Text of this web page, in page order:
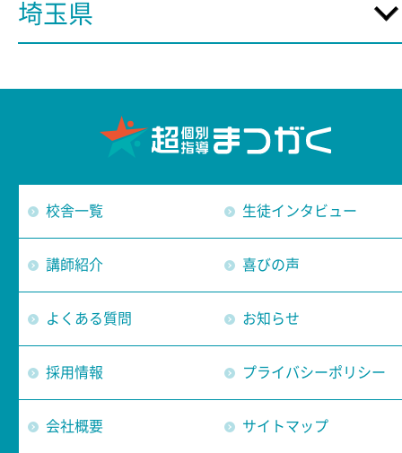
埼玉県
校舎一覧 生徒インタビュー
講師紹介 喜びの声
よくある質問 お知らせ
採用情報 プライバシーポリシー
会社概要 サイトマップ